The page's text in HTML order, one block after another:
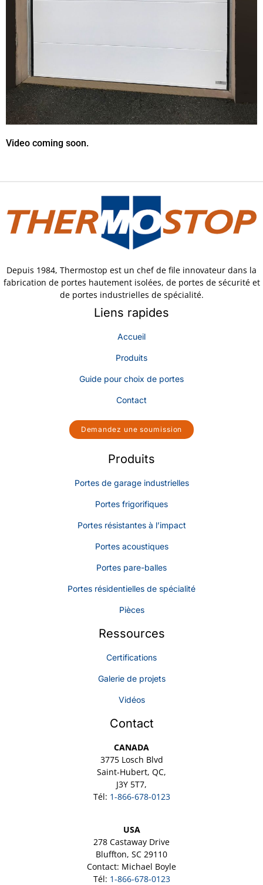
Video coming soon.
Depuis 1984, Thermostop est un chef de file innovateur dans la
fabrication de portes hautement isolées, de portes de sécurité et
de portes industrielles de spécialité.
Liens rapides
Accueil
Produits
Guide pour choix de portes
Contact
Demandez une soumission
Produits
Portes de garage industrielles
Portes frigorifiques
Portes résistantes à l’impact
Portes acoustiques
Portes pare-balles
Portes résidentielles de spécialité
Pièces
Ressources
Certifications
Galerie de projets
Vidéos
Contact
CANADA
3775 Losch Blvd
Saint-Hubert, QC,
J3Y 5T7,
Tél: 1-866-678-0123
USA
278 Castaway Drive
Bluffton, SC 29110
Contact: Michael Boyle
Tél: 1-866-678-0123